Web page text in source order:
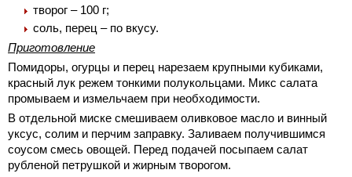
творог – 100 г;
соль, перец – по вкусу.
Приготовление
Помидоры, огурцы и перец нарезаем крупными кубиками,
красный лук режем тонкими полукольцами. Микс салата
промываем и измельчаем при необходимости.
В отдельной миске смешиваем оливковое масло и винный
уксус, солим и перчим заправку. Заливаем получившимся
соусом смесь овощей. Перед подачей посыпаем салат
рубленой петрушкой и жирным творогом.